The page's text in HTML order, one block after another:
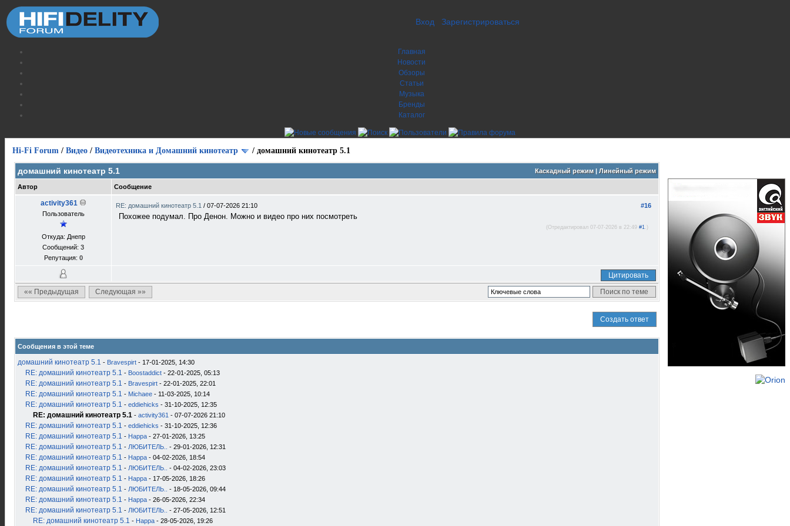
Вход Зарегистрироваться
Главная
Новости
Обзоры
Статьи
Музыка
Бренды
Каталог
Hi-Fi Forum / Видео / Видеотехника и Домашний кинотеатр / домашний кинотеатр 5.1
Каскадный режим| Линейный режим
домашний кинотеатр 5.1
Автор Сообщение
activity361
Пользователь
Откуда: Днепр
Сообщений: 3
Репутация: 0
#16
RE: домашний кинотеатр 5.1 / 07-07-2026 21:10
Похожее подумал. Про Денон. Можно и видео про них посмотреть
(Отредактировал 07-07-2026 в 22:49 #1.)
Цитировать
«« Предыдущая
Следующая »»
Создать ответ
Сообщения в этой теме
домашний кинотеатр 5.1 - Bravespirt - 17-01-2025, 14:30
RE: домашний кинотеатр 5.1 - Boostaddict - 22-01-2025, 05:13
RE: домашний кинотеатр 5.1 - Bravespirt - 22-01-2025, 22:01
RE: домашний кинотеатр 5.1 - Michaee - 11-03-2025, 10:14
RE: домашний кинотеатр 5.1 - eddiehicks - 31-10-2025, 12:35
RE: домашний кинотеатр 5.1 - activity361 - 07-07-2026 21:10
RE: домашний кинотеатр 5.1 - eddiehicks - 31-10-2025, 12:36
RE: домашний кинотеатр 5.1 - Happa - 27-01-2026, 13:25
RE: домашний кинотеатр 5.1 - ЛЮБИТЕЛЬ.. - 29-01-2026, 12:31
RE: домашний кинотеатр 5.1 - Happa - 04-02-2026, 18:54
RE: домашний кинотеатр 5.1 - ЛЮБИТЕЛЬ.. - 04-02-2026, 23:03
RE: домашний кинотеатр 5.1 - Happa - 17-05-2026, 18:26
RE: домашний кинотеатр 5.1 - ЛЮБИТЕЛЬ.. - 18-05-2026, 09:44
RE: домашний кинотеатр 5.1 - Happa - 26-05-2026, 22:34
RE: домашний кинотеатр 5.1 - ЛЮБИТЕЛЬ.. - 27-05-2026, 12:51
RE: домашний кинотеатр 5.1 - Happa - 28-05-2026, 19:26